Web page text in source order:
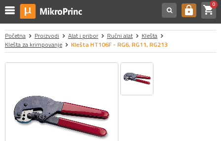
https shopping_cart0
Početna Proizvodi Alat i pribor Ručni alat
Klešta
Klešta za krimpovanje
Klešta HT106F - RG6, RG11, RG213